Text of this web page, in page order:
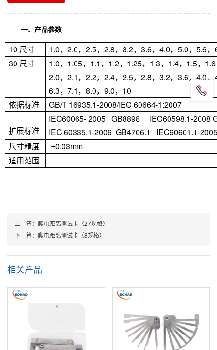
一、产品参数
10 尺寸 1.0，2.0，2.5，2.8，3.2，3.6，4.0，5.0，5.6，
30 尺寸 1.0， 1.05， 1.1 ， 1.2， 1.25， 1.3， 1.4， 1.5， 1.6
2.0，2.1 ，2.2，2.4，2.5，2.8，3.2，3.6，4.0，
6.3，7.1 ，8.0，9.0， 10
依据标准
GB/T 16935.1-2008/IEC 60664-1:2007
扩展标准
IEC60065- 2005 GB8898 IEC60598.1-2008
IEC 60335.1-2006 GB4706.1 IEC60601.1-
尺寸精度
±0.03mm
适用范围
上一篇：爬电距离测试卡（27规格）
下一篇：爬电距离测试卡（8规格）
相关产品